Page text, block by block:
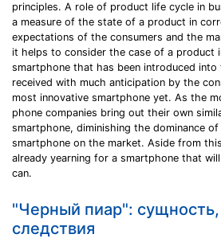
principles. A role of product life cycle in
a measure of the state of a product in
expectations of the consumers and the
it helps to consider the case of a product
smartphone that has been introduced into
received with much anticipation by the
most innovative smartphone yet. As the
phone companies bring out their own
smartphone, diminishing the dominance
smartphone on the market. Aside from
already yearning for a smartphone that
can.
"Черный пиар":
следствия